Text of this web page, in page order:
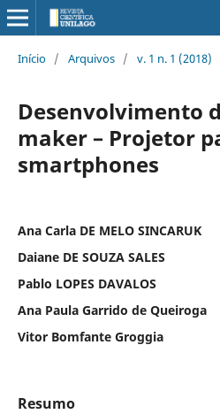
Início / Arquivos / v. 1 n. 1 (2018)
Desenvolvimento
maker – Projetor
smartphones
Ana Carla DE MELO SINCARUK
Daiane DE SOUZA SALES
Pablo LOPES DAVALOS
Ana Paula Garrido de Queiroga
Vitor Bomfante Groggia
Resumo